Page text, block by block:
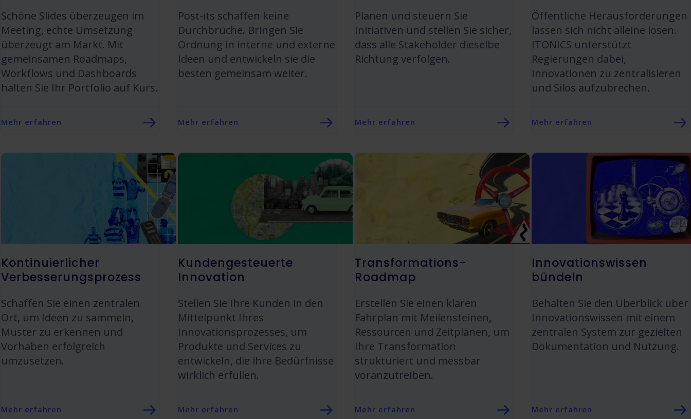
Schöne Slides überzeugen im
Meeting, echte Umsetzung
überzeugt am Markt. Mit
gemeinsamen Roadmaps,
Workflows und Dashboards
halten Sie Ihr Portfolio auf Kurs.
Mehr erfahren
Post-its schaffen keine
Durchbrüche. Bringen Sie
Ordnung in interne und externe
Ideen und entwickeln sie die
besten gemeinsam weiter.
Mehr erfahren
Planen und steuern Sie
Initiativen und stellen Sie sicher,
dass alle Stakeholder dieselbe
Richtung verfolgen.
Mehr erfahren
Öffentliche Herausforderungen
lassen sich nicht alleine lösen.
ITONICS unterstützt
Regierungen dabei,
Innovationen zu zentralisieren
und Silos aufzubrechen.
Mehr erfahren
Kontinuierlicher
Verbesserungsprozess
Schaffen Sie einen zentralen
Ort, um Ideen zu sammeln,
Muster zu erkennen und
Vorhaben erfolgreich
umzusetzen.
Mehr erfahren
Kundengesteuerte
Innovation
Stellen Sie Ihre Kunden in den
Mittelpunkt Ihres
Innovationsprozesses, um
Produkte und Services zu
entwickeln, die ihre Bedürfnisse
wirklich erfüllen.
Mehr erfahren
Transformations-
Roadmap
Erstellen Sie einen klaren
Fahrplan mit Meilensteinen,
Ressourcen und Zeitplänen, um
Ihre Transformation
strukturiert und messbar
voranzutreiben.
Mehr erfahren
Innovationswissen
bündeln
Behalten Sie den Überblick über
Innovationswissen mit einem
zentralen System zur gezielten
Dokumentation und Nutzung.
Mehr erfahren